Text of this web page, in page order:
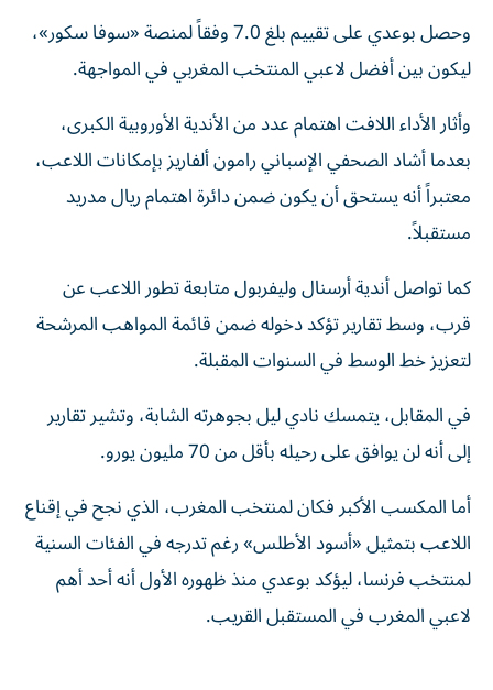
وحصل بوعدي على تقييم بلغ 7.0 وفقاً لمنصة «سوفا سكور»،
ليكون بين أفضل لاعبي المنتخب المغربي في المواجهة.
وأثار الأداء اللافت اهتمام عدد من الأندية الأوروبية الكبرى،
بعدما أشاد الصحفي الإسباني رامون ألفاريز بإمكانات اللاعب،
معتبراً أنه يستحق أن يكون ضمن دائرة اهتمام ريال مدريد
مستقبلاً.
كما تواصل أندية أرسنال وليفربول متابعة تطور اللاعب عن
قرب، وسط تقارير تؤكد دخوله ضمن قائمة المواهب المرشحة
لتعزيز خط الوسط في السنوات المقبلة.
في المقابل، يتمسك نادي ليل بجوهرته الشابة، وتشير تقارير
إلى أنه لن يوافق على رحيله بأقل من 70 مليون يورو.
أما المكسب الأكبر فكان لمنتخب المغرب، الذي نجح في إقناع
اللاعب بتمثيل «أسود الأطلس» رغم تدرجه في الفئات السنية
لمنتخب فرنسا، ليؤكد بوعدي منذ ظهوره الأول أنه أحد أهم
لاعبي المغرب في المستقبل القريب.